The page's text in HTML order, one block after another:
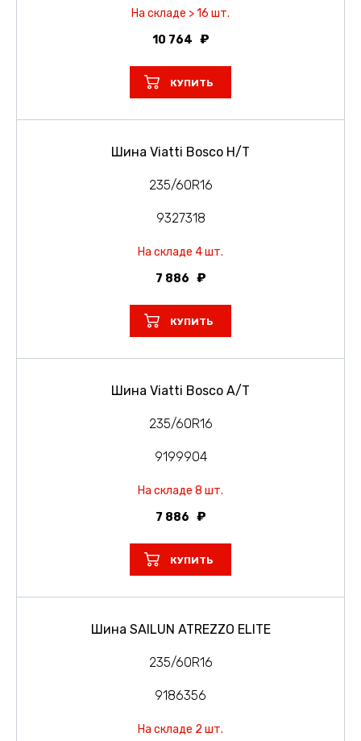
На складе > 16 шт.
10 764
КУПИТЬ
Шина Viatti Bosco H/T
235/60R16
9327318
На складе 4 шт.
7 886
КУПИТЬ
Шина Viatti Bosco A/T
235/60R16
9199904
На складе 8 шт.
7 886
КУПИТЬ
Шина SAILUN ATREZZO ELITE
235/60R16
9186356
На складе 2 шт.